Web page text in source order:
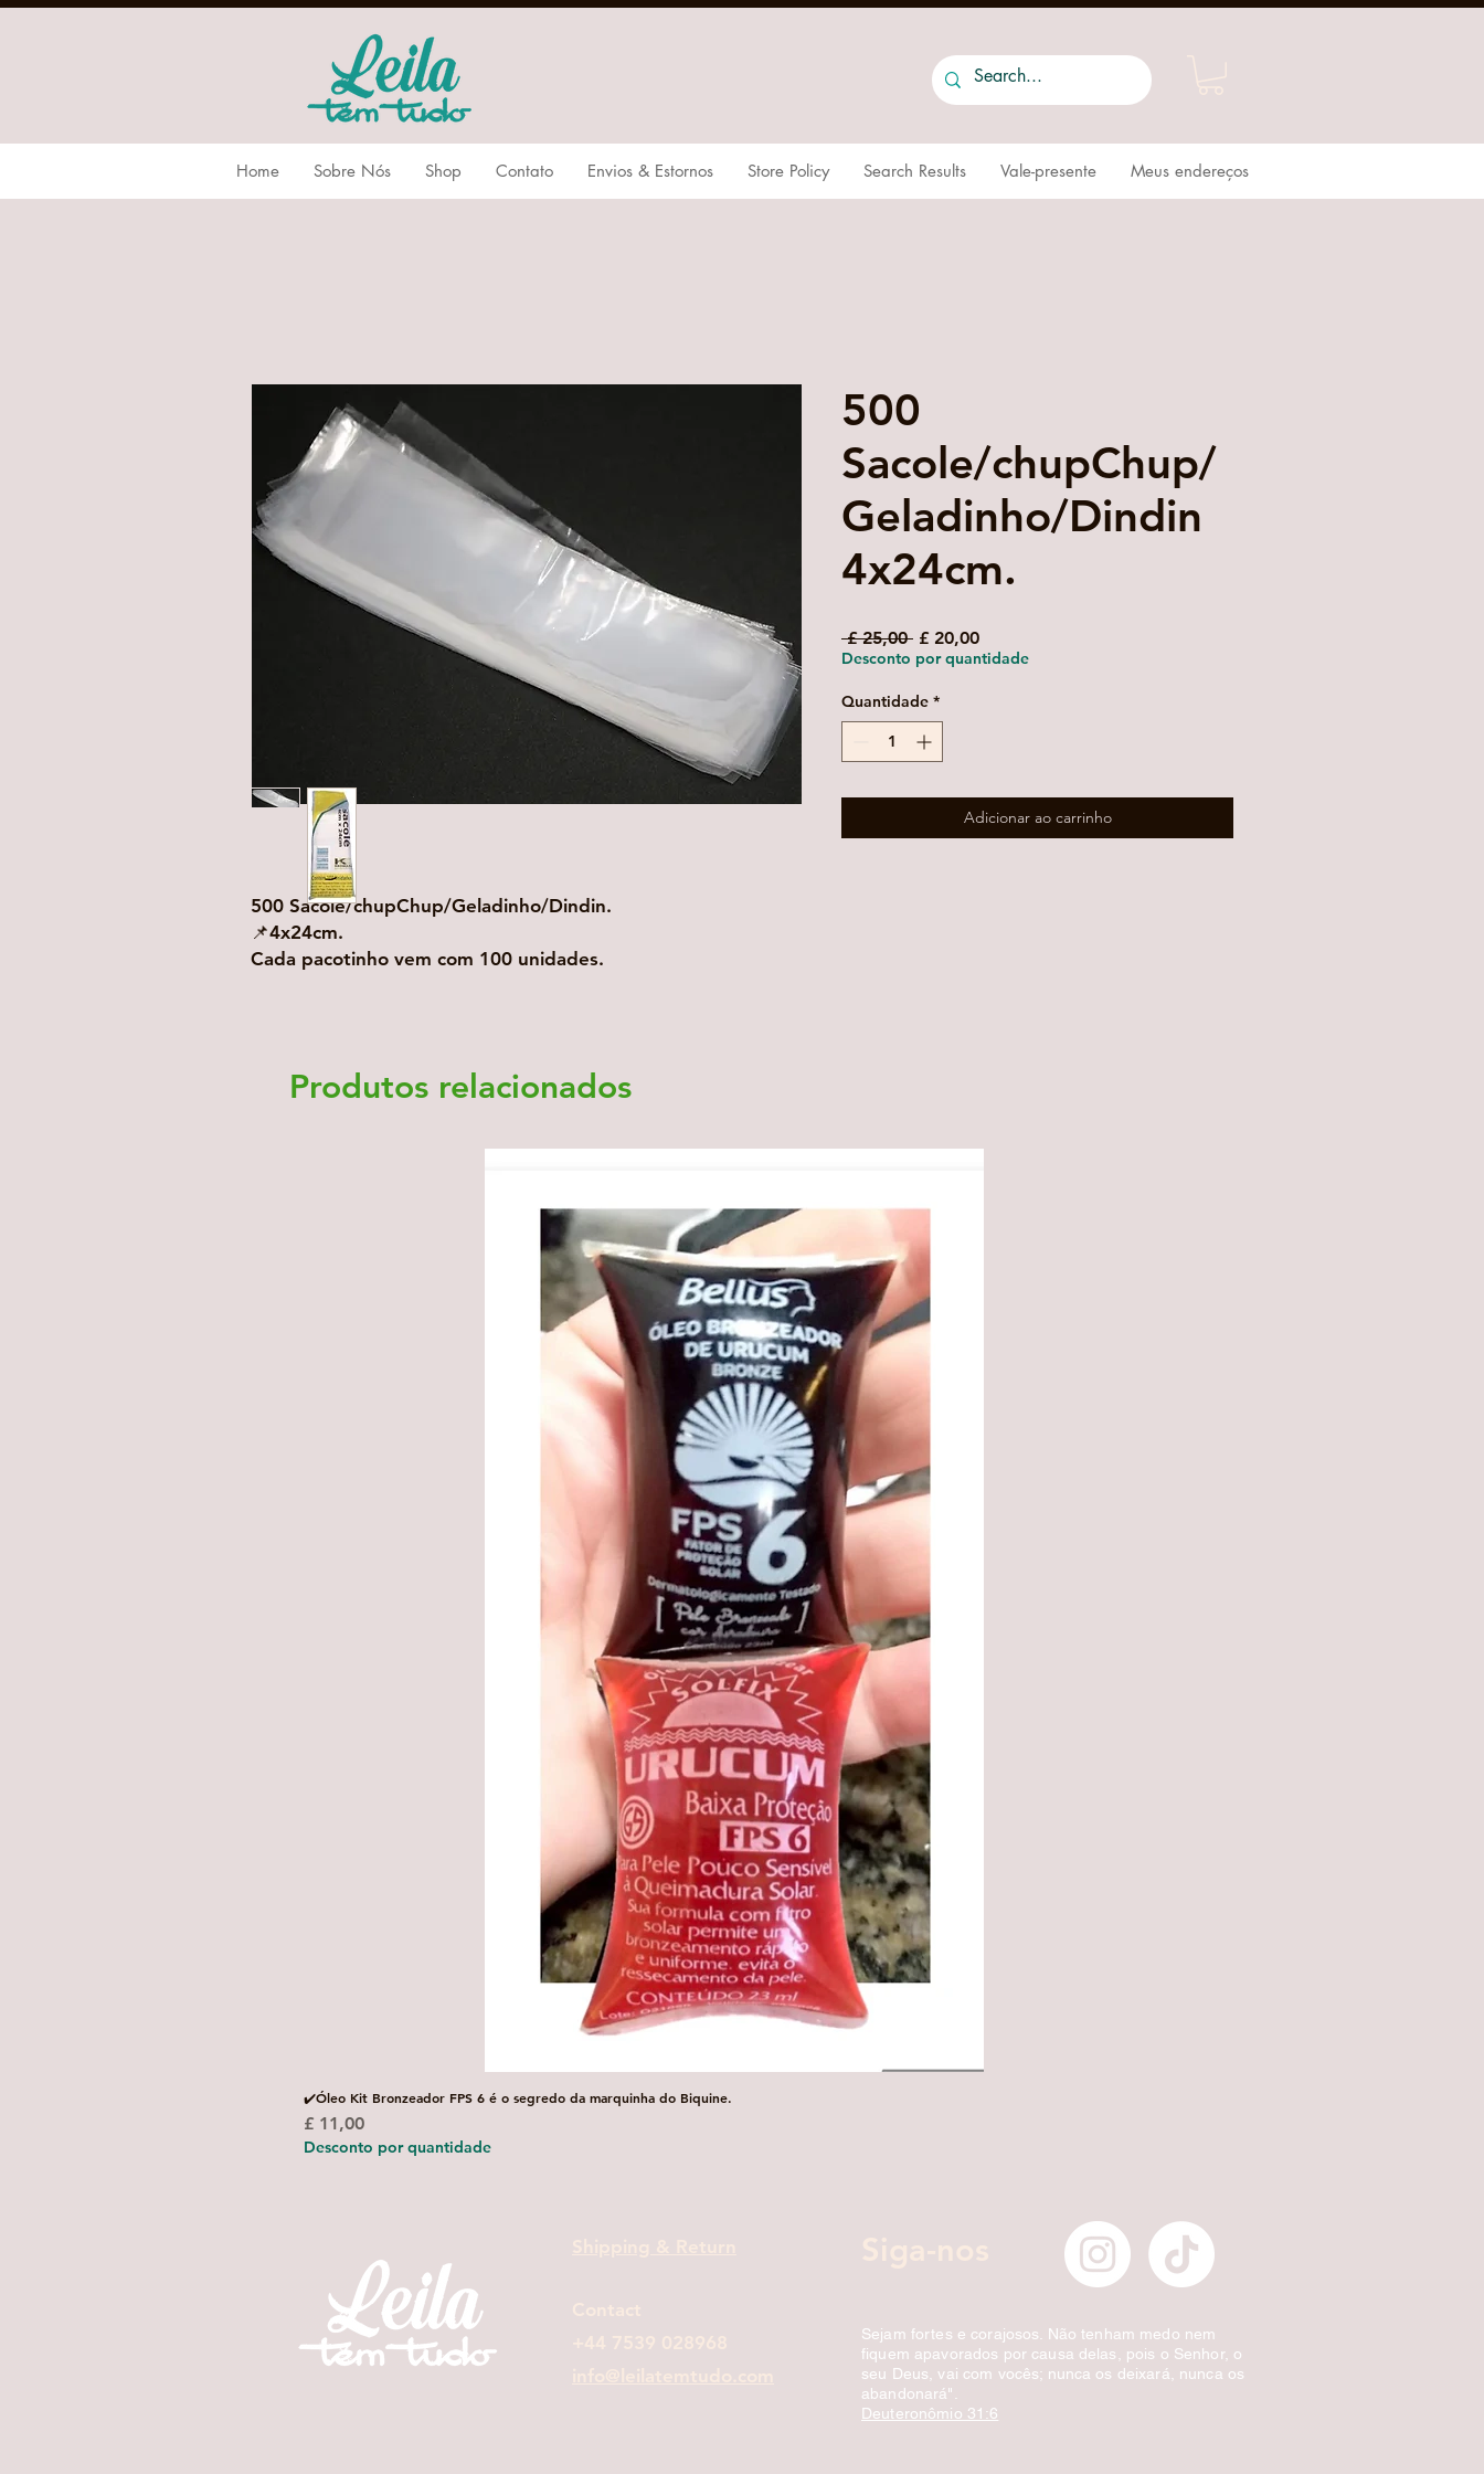
Home Sobre Nós Shop Contato Envios & Estornos Store Policy Search Results Vale-presente Meus endereços
500 Sacole/chupChup/Geladinho/Dindin.
📌4x24cm.
Cada pacotinho vem com 100 unidades.
500
Sacole/chupChup/
Geladinho/Dindin
4x24cm.
£ 25,00 Preço
normal
£ 20,00Preço
promocional
Desconto por quantidade
Quantidade *
Adicionar ao carrinho
Produtos relacionados
Visualização rápida
✔️Óleo Kit Bronzeador FPS 6 é o segredo da marquinha do Biquine.
Preço
£ 11,00
Desconto por quantidade
Sejam fortes e corajosos. Não tenham medo nem
fiquem apavorados por causa delas, pois o Senhor, o
seu Deus, vai com vocês; nunca os deixará, nunca os
abandonará".
Deuteronômio 31:6